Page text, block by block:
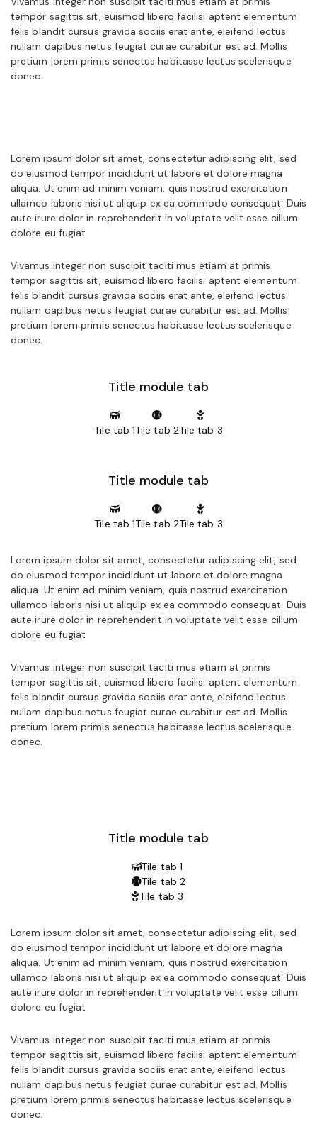
tempor sagittis sit, euismod libero facilisi aptent elementum
felis blandit cursus gravida sociis erat ante, eleifend lectus
nullam dapibus netus feugiat curae curabitur est ad. Mollis
pretium lorem primis senectus habitasse lectus scelerisque
donec.
Title module tab
Tile tab 1Tile tab 2Tile tab 3
Lorem ipsum dolor sit amet, consectetur adipiscing elit, sed
do eiusmod tempor incididunt ut labore et dolore magna
aliqua. Ut enim ad minim veniam, quis nostrud exercitation
ullamco laboris nisi ut aliquip ex ea commodo consequat. Duis
aute irure dolor in reprehenderit in voluptate velit esse cillum
dolore eu fugiat
Vivamus integer non suscipit taciti mus etiam at primis
tempor sagittis sit, euismod libero facilisi aptent elementum
felis blandit cursus gravida sociis erat ante, eleifend lectus
nullam dapibus netus feugiat curae curabitur est ad. Mollis
pretium lorem primis senectus habitasse lectus scelerisque
donec.
Title module tab
Tile tab 1Tile tab 2Tile tab 3
Lorem ipsum dolor sit amet, consectetur adipiscing elit, sed
do eiusmod tempor incididunt ut labore et dolore magna
aliqua. Ut enim ad minim veniam, quis nostrud exercitation
ullamco laboris nisi ut aliquip ex ea commodo consequat. Duis
aute irure dolor in reprehenderit in voluptate velit esse cillum
dolore eu fugiat
Vivamus integer non suscipit taciti mus etiam at primis
tempor sagittis sit, euismod libero facilisi aptent elementum
felis blandit cursus gravida sociis erat ante, eleifend lectus
nullam dapibus netus feugiat curae curabitur est ad. Mollis
pretium lorem primis senectus habitasse lectus scelerisque
donec.
Title module tab
Tile tab 1
Tile tab 2
Tile tab 3
Lorem ipsum dolor sit amet, consectetur adipiscing elit, sed
do eiusmod tempor incididunt ut labore et dolore magna
aliqua. Ut enim ad minim veniam, quis nostrud exercitation
ullamco laboris nisi ut aliquip ex ea commodo consequat. Duis
aute irure dolor in reprehenderit in voluptate velit esse cillum
dolore eu fugiat
Vivamus integer non suscipit taciti mus etiam at primis
tempor sagittis sit, euismod libero facilisi aptent elementum
felis blandit cursus gravida sociis erat ante, eleifend lectus
nullam dapibus netus feugiat curae curabitur est ad. Mollis
pretium lorem primis senectus habitasse lectus scelerisque
donec.